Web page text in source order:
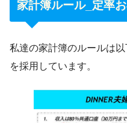
家計簿ルール_定率
私達の家計簿のルールは
を採用しています。